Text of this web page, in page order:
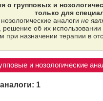
о групповых и
только для
аналоги не
решение об их
при назначении терапии в
и нозологические
1